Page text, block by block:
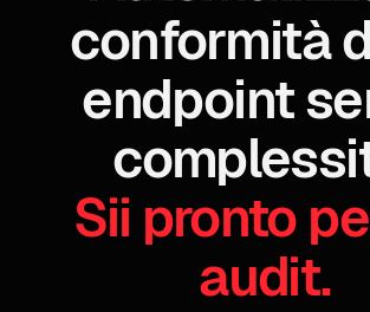
conformità
endpoint
Sii pronto
audit.